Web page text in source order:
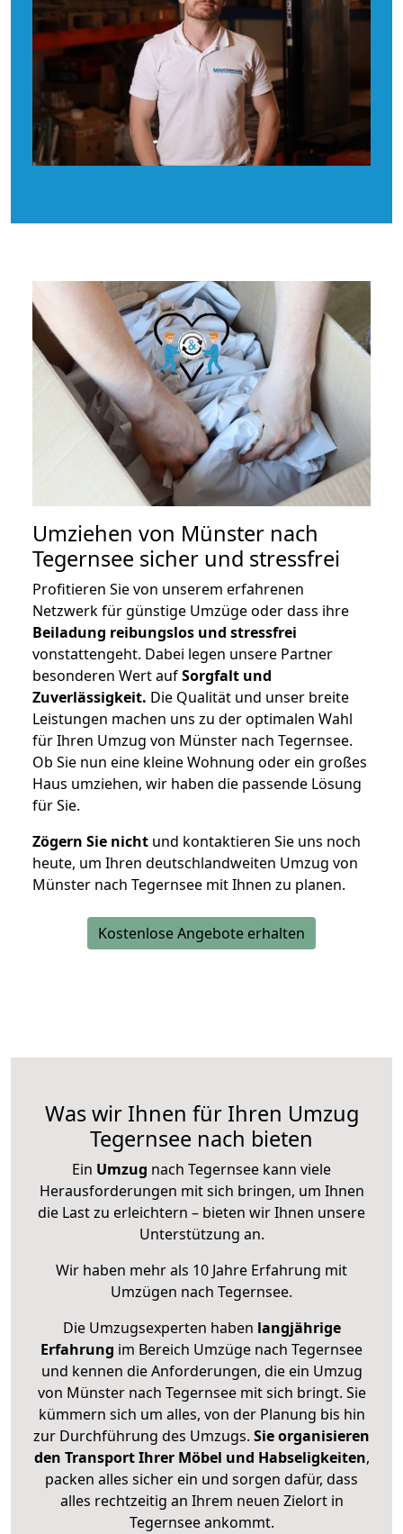
Umziehen von Münster nach
Tegernsee sicher und stressfrei
Profitieren Sie von unserem erfahrenen
Netzwerk für günstige Umzüge oder dass ihre
Beiladung reibungslos und stressfrei
vonstattengeht. Dabei legen unsere Partner
besonderen Wert aufSorgfalt und
Zuverlässigkeit. Die Qualität und unser breite
Leistungen machen uns zu der optimalen Wahl
für Ihren Umzug von Münster nach Tegernsee.
Ob Sie nun eine kleine Wohnung oder ein großes
Haus umziehen, wir haben die passende Lösung
für Sie.
Zögern Sie nicht und kontaktieren Sie uns noch
heute, um Ihren deutschlandweiten Umzug von
Münster nach Tegernsee mit Ihnen zu planen.
Kostenlose Angebote erhalten
Was wir Ihnen für Ihren Umzug
Tegernsee nach bieten
Ein Umzug nach Tegernsee kann viele
Herausforderungen mit sich bringen, um Ihnen
die Last zu erleichtern – bieten wir Ihnen unsere
Unterstützung an.
Wir haben mehr als 10 Jahre Erfahrung mit
Umzügen nach Tegernsee.
Die Umzugsexperten haben langjährige
Erfahrung im Bereich Umzüge nach Tegernsee
und kennen die Anforderungen, die ein Umzug
von Münster nach Tegernsee mit sich bringt. Sie
kümmern sich um alles, von der Planung bis hin
zur Durchführung des Umzugs. Sie organisieren
den Transport Ihrer Möbel und Habseligkeiten,
packen alles sicher ein und sorgen dafür, dass
alles rechtzeitig an Ihrem neuen Zielort in
Tegernsee ankommt.